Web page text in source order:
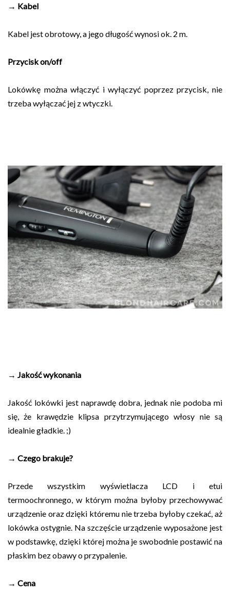
→ Kabel
Kabel jest obrotowy, a jego długość wynosi ok. 2 m.
Przycisk on/off
Lokówkę można włączyć i wyłączyć poprzez przycisk, nie
trzeba wyłączać jej z wtyczki.
→ Jakość wykonania
Jakość lokówki jest naprawdę dobra, jednak nie podoba mi
się, że krawędzie klipsa przytrzymującego włosy nie są
idealnie gładkie. ;)
→ Czego brakuje?
Przede wszystkim wyświetlacza LCD i etui
termoochronnego, w którym można byłoby przechowywać
urządzenie oraz dzięki któremu nie trzeba byłoby czekać, aż
lokówka ostygnie. Na szczęście urządzenie wyposażone jest
w podstawkę, dzięki której można je swobodnie postawić na
płaskim bez obawy o przypalenie.
→ Cena